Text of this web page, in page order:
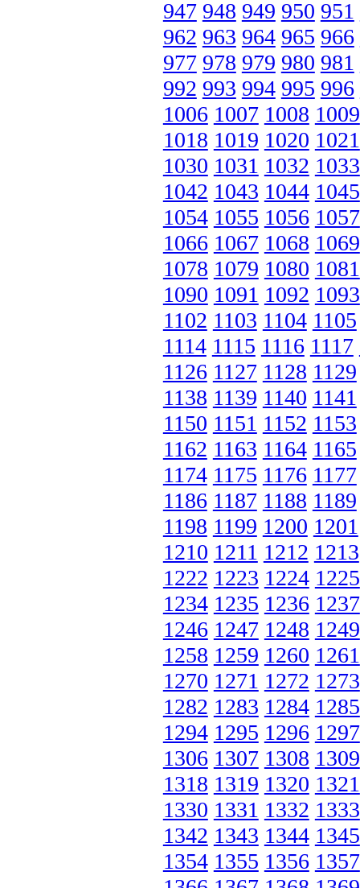
947 948 949 950 951
962 963 964 965 966
977 978 979 980 981
992 993 994 995 996
1006 1007 1008 1009
1018 1019 1020 1021
1030 1031 1032 1033
1042 1043 1044 1045
1054 1055 1056 1057
1066 1067 1068 1069
1078 1079 1080 1081
1090 1091 1092 1093
1102 1103 1104 1105
1114 1115 1116 1117
1126 1127 1128 1129
1138 1139 1140 1141
1150 1151 1152 1153
1162 1163 1164 1165
1174 1175 1176 1177
1186 1187 1188 1189
1198 1199 1200 1201
1210 1211 1212 1213
1222 1223 1224 1225
1234 1235 1236 1237
1246 1247 1248 1249
1258 1259 1260 1261
1270 1271 1272 1273
1282 1283 1284 1285
1294 1295 1296 1297
1306 1307 1308 1309
1318 1319 1320 1321
1330 1331 1332 1333
1342 1343 1344 1345
1354 1355 1356 1357